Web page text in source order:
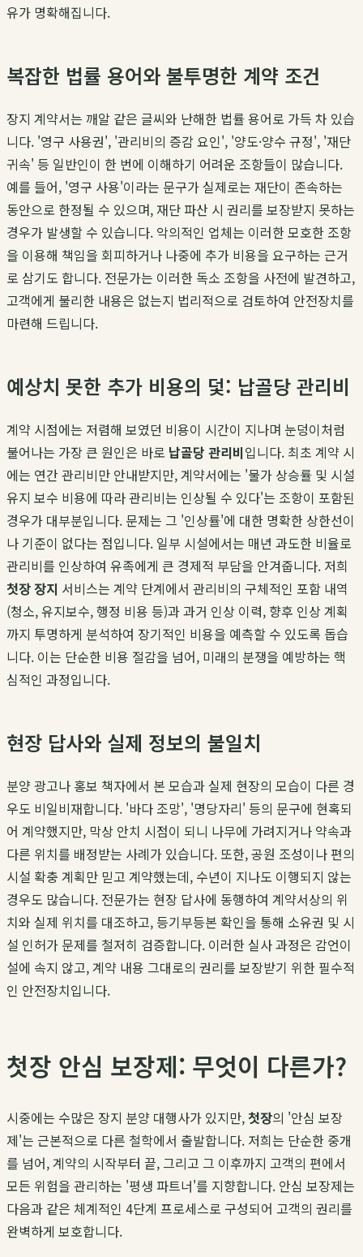
유가 명확해집니다.
복잡한 법률 용어와 불투명한 계약 조건
장지 계약서는 깨알 같은 글씨와 난해한 법률 용어로 가득 차 있습
니다. '영구 사용권', '관리비의 증감 요인', '양도·양수 규정', '재단
귀속' 등 일반인이 한 번에 이해하기 어려운 조항들이 많습니다.
예를 들어, '영구 사용'이라는 문구가 실제로는 재단이 존속하는
동안으로 한정될 수 있으며, 재단 파산 시 권리를 보장받지 못하는
경우가 발생할 수 있습니다. 악의적인 업체는 이러한 모호한 조항
을 이용해 책임을 회피하거나 나중에 추가 비용을 요구하는 근거
로 삼기도 합니다. 전문가는 이러한 독소 조항을 사전에 발견하고,
고객에게 불리한 내용은 없는지 법리적으로 검토하여 안전장치를
마련해 드립니다.
예상치 못한 추가 비용의 덫: 납골당 관리비
계약 시점에는 저렴해 보였던 비용이 시간이 지나며 눈덩이처럼
불어나는 가장 큰 원인은 바로 납골당 관리비입니다. 최초 계약 시
에는 연간 관리비만 안내받지만, 계약서에는 '물가 상승률 및 시설
유지 보수 비용에 따라 관리비는 인상될 수 있다'는 조항이 포함된
경우가 대부분입니다. 문제는 그 '인상률'에 대한 명확한 상한선이
나 기준이 없다는 점입니다. 일부 시설에서는 매년 과도한 비율로
관리비를 인상하여 유족에게 큰 경제적 부담을 안겨줍니다. 저희
첫장 장지 서비스는 계약 단계에서 관리비의 구체적인 포함 내역
(청소, 유지보수, 행정 비용 등)과 과거 인상 이력, 향후 인상 계획
까지 투명하게 분석하여 장기적인 비용을 예측할 수 있도록 돕습
니다. 이는 단순한 비용 절감을 넘어, 미래의 분쟁을 예방하는 핵
심적인 과정입니다.
현장 답사와 실제 정보의 불일치
분양 광고나 홍보 책자에서 본 모습과 실제 현장의 모습이 다른 경
우도 비일비재합니다. '바다 조망', '명당자리' 등의 문구에 현혹되
어 계약했지만, 막상 안치 시점이 되니 나무에 가려지거나 약속과
다른 위치를 배정받는 사례가 있습니다. 또한, 공원 조성이나 편의
시설 확충 계획만 믿고 계약했는데, 수년이 지나도 이행되지 않는
경우도 많습니다. 전문가는 현장 답사에 동행하여 계약서상의 위
치와 실제 위치를 대조하고, 등기부등본 확인을 통해 소유권 및 시
설 인허가 문제를 철저히 검증합니다. 이러한 실사 과정은 감언이
설에 속지 않고, 계약 내용 그대로의 권리를 보장받기 위한 필수적
인 안전장치입니다.
첫장 안심 보장제: 무엇이 다른가?
시중에는 수많은 장지 분양 대행사가 있지만,첫장의 '안심 보장
제'는 근본적으로 다른 철학에서 출발합니다. 저희는 단순한 중개
를 넘어, 계약의 시작부터 끝, 그리고 그 이후까지 고객의 편에서
모든 위험을 관리하는 '평생 파트너'를 지향합니다. 안심 보장제는
다음과 같은 체계적인 4단계 프로세스로 구성되어 고객의 권리를
완벽하게 보호합니다.